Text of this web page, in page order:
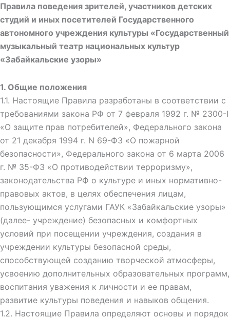
Правила поведения зрителей, участников детских
студий и иных посетителей Государственного
автономного учреждения культуры «Государственный
музыкальный театр национальных культур
«Забайкальские узоры»
1. Общие положения
1.1. Настоящие Правила разработаны в соответствии с
требованиями закона РФ от 7 февраля 1992 г. № 2300-I
«О защите прав потребителей», Федерального закона
от 21 декабря 1994 г. N 69-ФЗ «О пожарной
безопасности», Федерального закона от 6 марта 2006
г. № 35-ФЗ «О противодействии терроризму»,
законодательства РФ о культуре и иных нормативно-
правовых актов, в целях обеспечения лицам,
пользующимся услугами ГАУК «Забайкальские узоры»
(далее- учреждение) безопасных и комфортных
условий при посещении учреждения, создания в
учреждении культуры безопасной среды,
способствующей созданию творческой атмосферы,
усвоению дополнительных образовательных программ,
воспитания уважения к личности и ее правам,
развитие культуры поведения и навыков общения.
1.2. Настоящие Правила определяют основы и порядок